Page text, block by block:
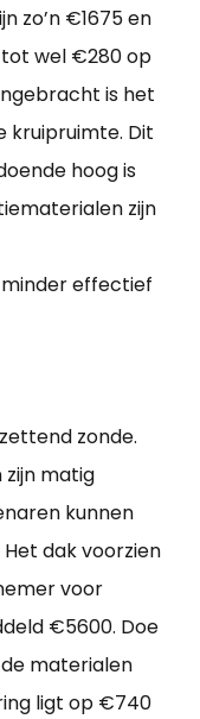
zo’n €1675 en
wel €280 op
is het
kruipruimte. Dit
hoog is
zijn
effectief
zonde.
zijn matig
kunnen
dak voorzien
voor
€5600. Doe
materialen
ligt op €740